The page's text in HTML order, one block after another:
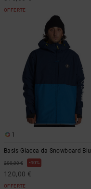
OFFERTE
1
Basis Giacca da Snowboard Blu
200,00 € 40%
120,00 €
OFFERTE